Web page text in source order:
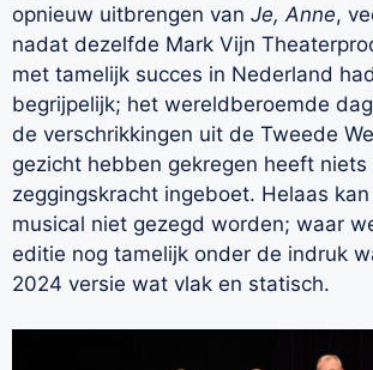
opnieuw uitbrengen van Je, Anne,
nadat dezelfde Mark Vijn
met tamelijk succes in Nederland
begrijpelijk; het wereldberoemde
de verschrikkingen uit de Tweede
gezicht hebben gekregen heeft niets
zeggingskracht ingeboet. Helaas
musical niet gezegd worden; waar
editie nog tamelijk onder de indruk
2024 versie wat vlak en statisch.